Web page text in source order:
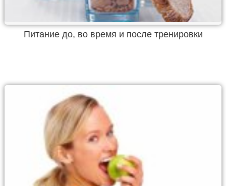
Питание до, во время и после тренировки